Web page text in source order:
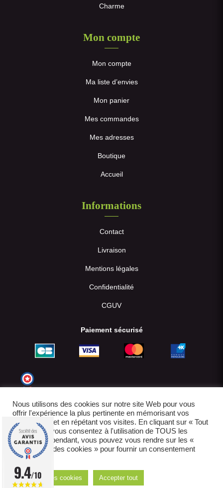
Charme
Mon compte
Mon compte
Ma liste d’envies
Mon panier
Mes commandes
Mes adresses
Boutique
Accueil
Informations
Contact
Livraison
Mentions légales
Confidentialité
CGUV
Paiement sécurisé
E-boutique créée par IDCOMWEB avec
Nous utilisons des cookies sur notre site Web pour vous
offrir l'expérience la plus pertinente en mémorisant vos
préférences et en répétant vos visites. En cliquant sur « Tout
accepter », vous consentez à l'utilisation de TOUS les
cookies. Cependant, vous pouvez vous rendre sur les «
Paramètres des cookies » pour fournir un consentement
contrôlé.
Réglages des cookies Accepter tout
9.4/10